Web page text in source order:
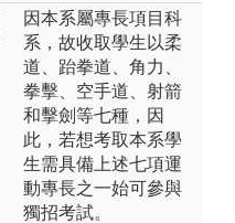
因本系屬專長項目科
系，故收取學生以柔
道、跆拳道、角力、
拳擊、空手道、射箭
和擊劍等七種，因
此，若想考取本系學
生需具備上述七項運
動專長之一始可參與
獨招考試。